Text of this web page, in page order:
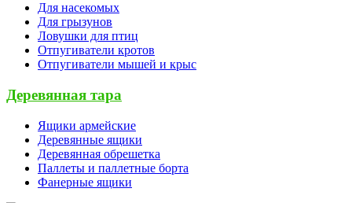
Для насекомых
Для грызунов
Ловушки для птиц
Отпугиватели кротов
Отпугиватели мышей и крыс
Деревянная тара
Ящики армейские
Деревянные ящики
Деревянная обрешетка
Паллеты и паллетные борта
Фанерные ящики